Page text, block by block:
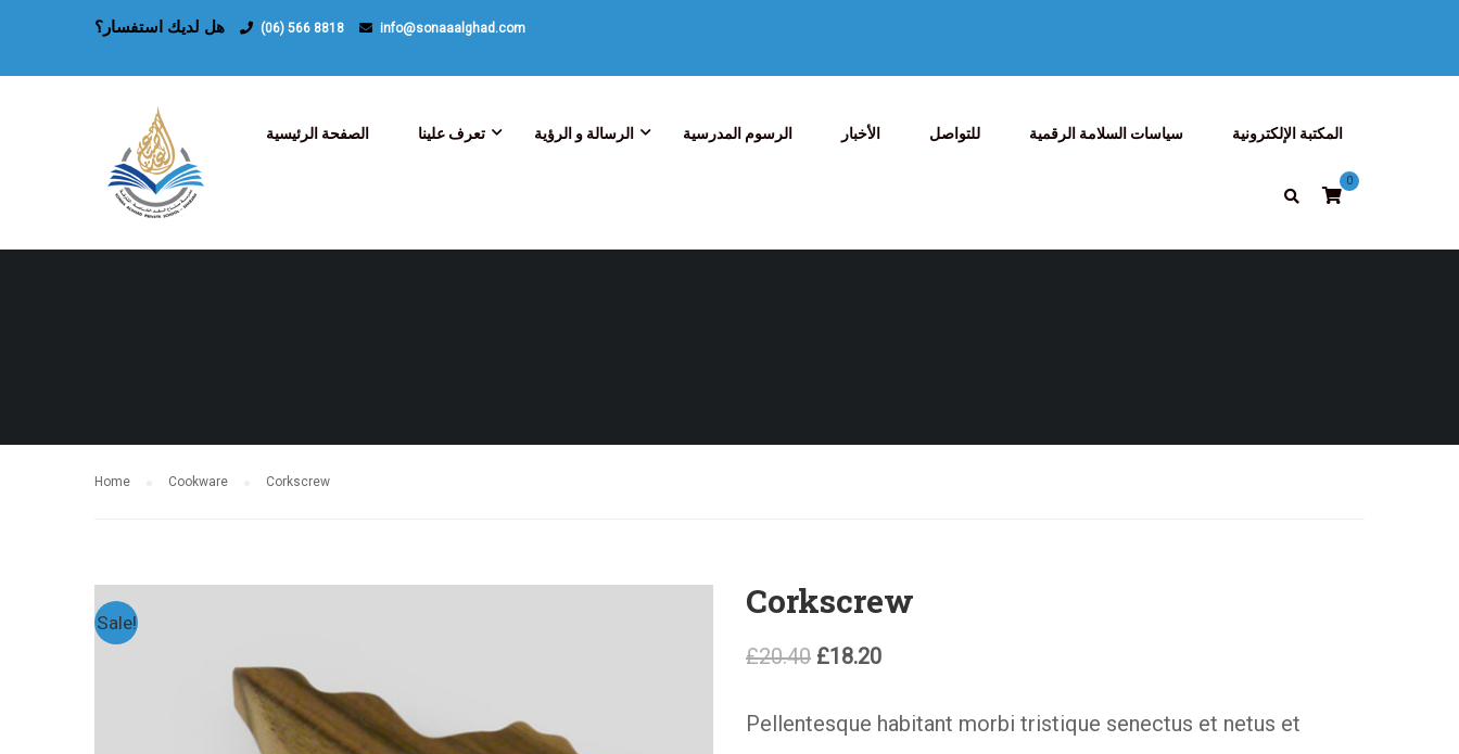
هل لديك استفسار؟ (06) 566 8818 info@sonaaalghad.com
الصفحة الرئيسية تعرف علينا الرسالة و الرؤية الرسوم المدرسية الأخبار للتواصل سياسات السلامة الرقمية المكتبة الإلكترونية
0
Home Cookware Corkscrew
Sale!
Corkscrew
£20.40 Original
£18.20Current
Pellentesque habitant morbi tristique senectus et netus et